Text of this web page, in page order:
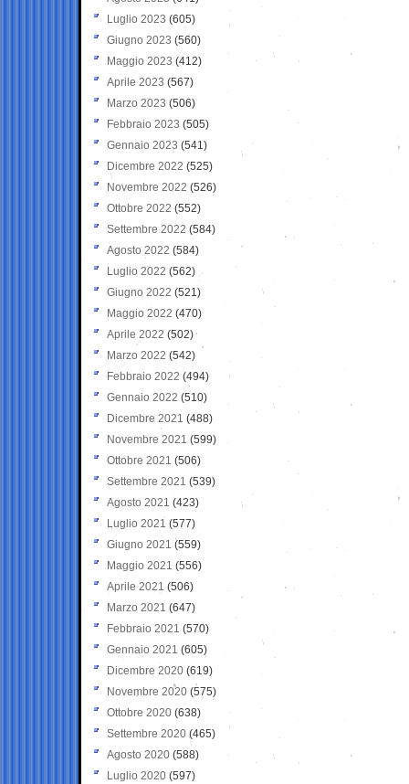
Luglio 2023 (605)
Giugno 2023 (560)
Maggio 2023 (412)
Aprile 2023 (567)
Marzo 2023 (506)
Febbraio 2023 (505)
Gennaio 2023 (541)
Dicembre 2022 (525)
Novembre 2022 (526)
Ottobre 2022 (552)
Settembre 2022 (584)
Agosto 2022 (584)
Luglio 2022 (562)
Giugno 2022 (521)
Maggio 2022 (470)
Aprile 2022 (502)
Marzo 2022 (542)
Febbraio 2022 (494)
Gennaio 2022 (510)
Dicembre 2021 (488)
Novembre 2021 (599)
Ottobre 2021 (506)
Settembre 2021 (539)
Agosto 2021 (423)
Luglio 2021 (577)
Giugno 2021(559)
Maggio 2021 (556)
Aprile 2021 (506)
Marzo 2021 (647)
Febbraio 2021 (570)
Gennaio 2021 (605)
Dicembre 2020 (619)
Novembre 2020 (575)
Ottobre 2020 (638)
Settembre 2020(465)
Agosto 2020 (588)
Luglio 2020 (597)